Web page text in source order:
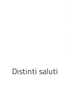
Distinti saluti